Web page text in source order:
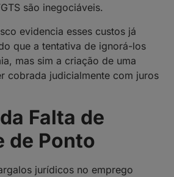
são inegociáveis.
evidencia esses custos já
que a tentativa de ignorá-los
mas sim a criação de uma
cobrada judicialmente com juros
Falta de
de Ponto
jurídicos no emprego